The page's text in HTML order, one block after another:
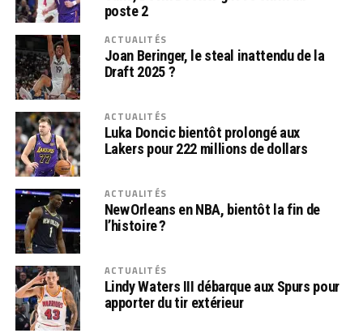
poste 2
ACTUALITÉS
Joan Beringer, le steal inattendu de la
Draft 2025 ?
ACTUALITÉS
Luka Doncic bientôt prolongé aux
Lakers pour 222 millions de dollars
ACTUALITÉS
New Orleans en NBA, bientôt la fin de
l’histoire ?
ACTUALITÉS
Lindy Waters III débarque aux Spurs pour
apporter du tir extérieur